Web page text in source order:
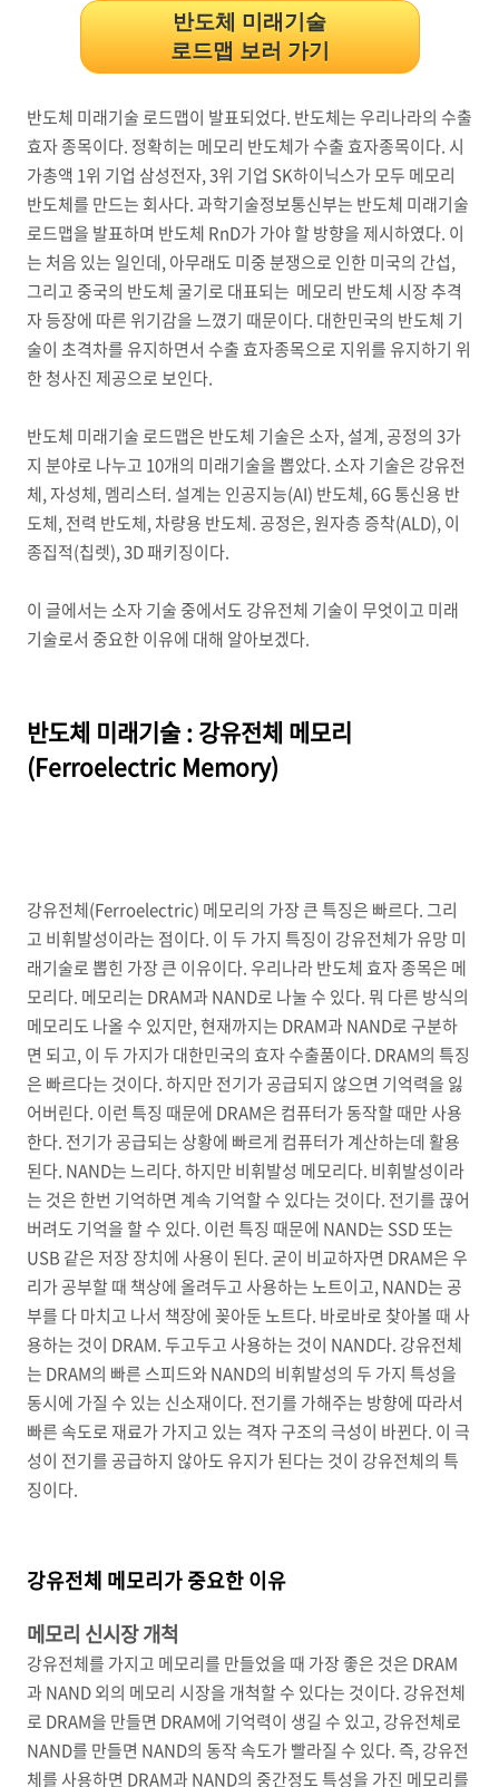
반도체 미래기술
로드맵 보러 가기
반도체 미래기술 로드맵이 발표되었다. 반도체는 우리나라의 수출
효자 종목이다. 정확히는 메모리 반도체가 수출 효자종목이다. 시
가총액 1위 기업 삼성전자, 3위 기업 SK하이닉스가 모두 메모리
반도체를 만드는 회사다. 과학기술정보통신부는 반도체 미래기술
로드맵을 발표하며 반도체 RnD가 가야 할 방향을 제시하였다. 이
는 처음 있는 일인데, 아무래도 미중 분쟁으로 인한 미국의 간섭,
그리고 중국의 반도체 굴기로 대표되는 메모리 반도체 시장 추격
자 등장에 따른 위기감을 느꼈기 때문이다. 대한민국의 반도체 기
술이 초격차를 유지하면서 수출 효자종목으로 지위를 유지하기 위
한 청사진 제공으로 보인다.
반도체 미래기술 로드맵은 반도체 기술은 소자, 설계, 공정의 3가
지 분야로 나누고 10개의 미래기술을 뽑았다. 소자 기술은 강유전
체, 자성체, 멤리스터. 설계는 인공지능(AI) 반도체, 6G 통신용 반
도체, 전력 반도체, 차량용 반도체. 공정은, 원자층 증착(ALD), 이
종집적(칩렛), 3D 패키징이다.
이 글에서는 소자 기술 중에서도 강유전체 기술이 무엇이고 미래
기술로서 중요한 이유에 대해 알아보겠다.
반도체 미래기술 : 강유전체 메모리
(Ferroelectric Memory)
강유전체(Ferroelectric) 메모리의 가장 큰 특징은 빠르다. 그리
고 비휘발성이라는 점이다. 이 두 가지 특징이 강유전체가 유망 미
래기술로 뽑힌 가장 큰 이유이다. 우리나라 반도체 효자 종목은 메
모리다. 메모리는 DRAM과 NAND로 나눌 수 있다. 뭐 다른 방식의
메모리도 나올 수 있지만, 현재까지는 DRAM과 NAND로 구분하
면 되고, 이 두 가지가 대한민국의 효자 수출품이다. DRAM의 특징
은 빠르다는 것이다. 하지만 전기가 공급되지 않으면 기억력을 잃
어버린다. 이런 특징 때문에 DRAM은 컴퓨터가 동작할 때만 사용
한다. 전기가 공급되는 상황에 빠르게 컴퓨터가 계산하는데 활용
된다. NAND는 느리다. 하지만 비휘발성 메모리다. 비휘발성이라
는 것은 한번 기억하면 계속 기억할 수 있다는 것이다. 전기를 끊어
버려도 기억을 할 수 있다. 이런 특징 때문에 NAND는 SSD 또는
USB 같은 저장 장치에 사용이 된다. 굳이 비교하자면 DRAM은 우
리가 공부할 때 책상에 올려두고 사용하는 노트이고, NAND는 공
부를 다 마치고 나서 책장에 꽂아둔 노트다. 바로바로 찾아볼 때 사
용하는 것이 DRAM. 두고두고 사용하는 것이 NAND다. 강유전체
는 DRAM의 빠른 스피드와 NAND의 비휘발성의 두 가지 특성을
동시에 가질 수 있는 신소재이다. 전기를 가해주는 방향에 따라서
빠른 속도로 재료가 가지고 있는 격자 구조의 극성이 바뀐다. 이 극
성이 전기를 공급하지 않아도 유지가 된다는 것이 강유전체의 특
징이다.
강유전체 메모리가 중요한 이유
메모리 신시장 개척
강유전체를 가지고 메모리를 만들었을 때 가장 좋은 것은 DRAM
과 NAND 외의 메모리 시장을 개척할 수 있다는 것이다. 강유전체
로 DRAM을 만들면 DRAM에 기억력이 생길 수 있고, 강유전체로
NAND를 만들면 NAND의 동작 속도가 빨라질 수 있다. 즉, 강유전
체를 사용하면 DRAM과 NAND의 중간정도 특성을 가진 메모리를